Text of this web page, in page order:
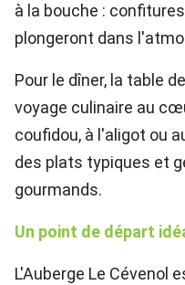
à la bouche :
plongeront dans
Pour le dîner, la table
voyage culinaire au
coufidou, à l'aligot ou
des plats typiques et
gourmands.
Un point de départ
L'Auberge Le Cévenol